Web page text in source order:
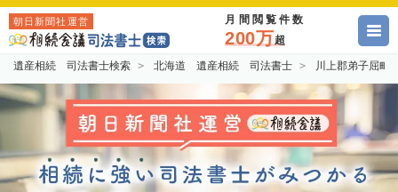
朝日新聞社運営 月間閲覧件数
200万超
遺産相続 司法書士検索 北海道 遺産相続 司法書士 川上郡弟子屈